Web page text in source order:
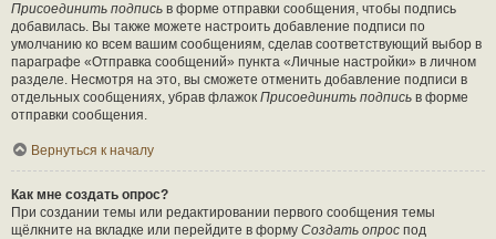
Присоединить подпись в форме отправки сообщения, чтобы подпись
добавилась. Вы также можете настроить добавление подписи по
умолчанию ко всем вашим сообщениям, сделав соответствующий выбор в
параграфе «Отправка сообщений» пункта «Личные настройки» в личном
разделе. Несмотря на это, вы сможете отменить добавление подписи в
отдельных сообщениях, убрав флажок Присоединить подпись в форме
отправки сообщения.
Вернуться к началу
Как мне создать опрос?
При создании темы или редактировании первого сообщения темы
щёлкните на вкладке или перейдите в форму Создать опрос под